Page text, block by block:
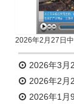
2026年3月
2026年2月
2026年1月